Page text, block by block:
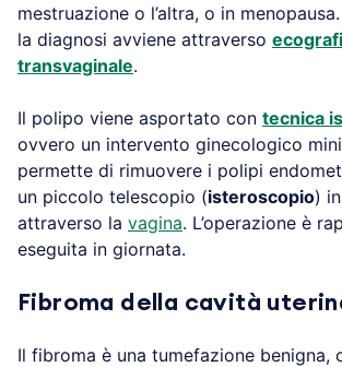
mestruazione o l’altra, o in
la diagnosi avviene attraverso
transvaginale.
Il polipo viene asportato con tecnica
ovvero un intervento ginecologico
permette di rimuovere i polipi
un piccolo telescopio (isteroscopio)
attraverso la vagina. L’operazione è
eseguita in giornata.
Fibroma della cavità
Il fibroma è una tumefazione benigna,